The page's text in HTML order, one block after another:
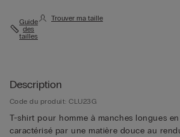
Guide
des
tailles
Trouver ma taille
Description
Code du produit: CLU23G
T-shirt pour homme à manches longues
caractérisé par une matière douce au